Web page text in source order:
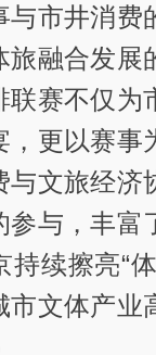
与市井消费
融合发展
联赛不仅为
，更以赛事
与文旅经济
参与，丰富
持续擦亮“
文体产业